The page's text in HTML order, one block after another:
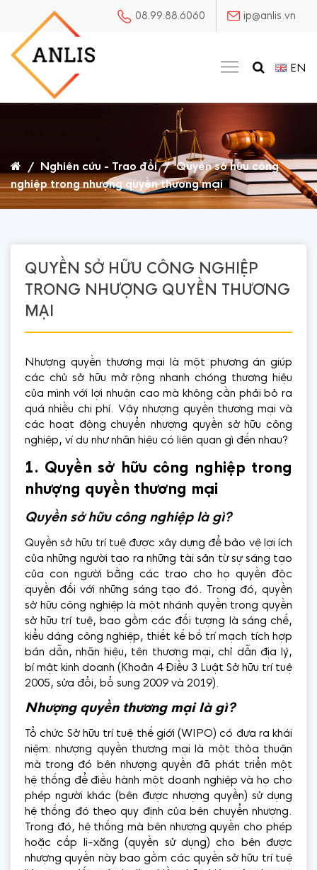
08.99.88.6060 ip@anlis.vn
EN
/ Nghiên cứu - Trao đổi / Quyền sở hữu công
nghiệp trong nhượng quyền thương mại
QUYỀN SỞ HỮU CÔNG NGHIỆP
TRONG NHƯỢNG QUYỀN THƯƠNG
MẠI
Nhượng quyền thương mại là một phương án giúp
các chủ sở hữu mở rộng nhanh chóng thương hiệu
của mình với lợi nhuận cao mà không cần phải bỏ ra
quá nhiều chi phí. Vậy nhượng quyền thương mại và
các hoạt động chuyển nhượng quyền sở hữu công
nghiệp, ví dụ như nhãn hiệu có liên quan gì đến nhau?
1. Quyền sở hữu công nghiệp trong
nhượng quyền thương mại
Quyền sở hữu công nghiệp là gì?
Quyền sở hữu trí tuệ được xây dựng để bảo vệ lợi ích
của những người tạo ra những tài sản từ sự sáng tạo
của con người bằng các trao cho họ quyền độc
quyền đối với những sáng tạo đó. Trong đó, quyền
sở hữu công nghiệp là một nhánh quyền trong quyền
sở hữu trí tuệ, bao gồm các đối tượng là sáng chế,
kiểu dáng công nghiệp, thiết kế bố trí mạch tích hợp
bán dẫn, nhãn hiệu, tên thương mại, chỉ dẫn địa lý,
bí mật kinh doanh (Khoản 4 Điều 3 Luật Sở hữu trí tuệ
2005, sửa đổi, bổ sung 2009 và 2019).
Nhượng quyền thương mại là gì?
Tổ chức Sở hữu trí tuệ thế giới (WIPO) có đưa ra khái
niệm: nhượng quyền thương mại là một thỏa thuận
mà trong đó bên nhượng quyền đã phát triển một
hệ thống để điều hành một doanh nghiệp và họ cho
phép người khác (bên được nhượng quyền) sử dụng
hệ thống đó theo quy định của bên chuyển nhượng.
Trong đó, hệ thống mà bên nhượng quyền cho phép
hoặc cấp li-xăng (quyền sử dụng) cho bên được
nhượng quyền này bao gồm các quyền sở hữu trí tuệ